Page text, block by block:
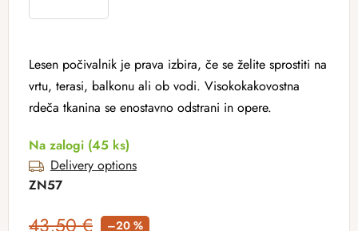
Lesen počivalnik je prava izbira, če se želite sprostiti na
vrtu, terasi, balkonu ali ob vodi. Visokokakovostna
rdeča tkanina se enostavno odstrani in opere.
Na zalogi (45 ks)
Delivery options
ZN57
–20 %